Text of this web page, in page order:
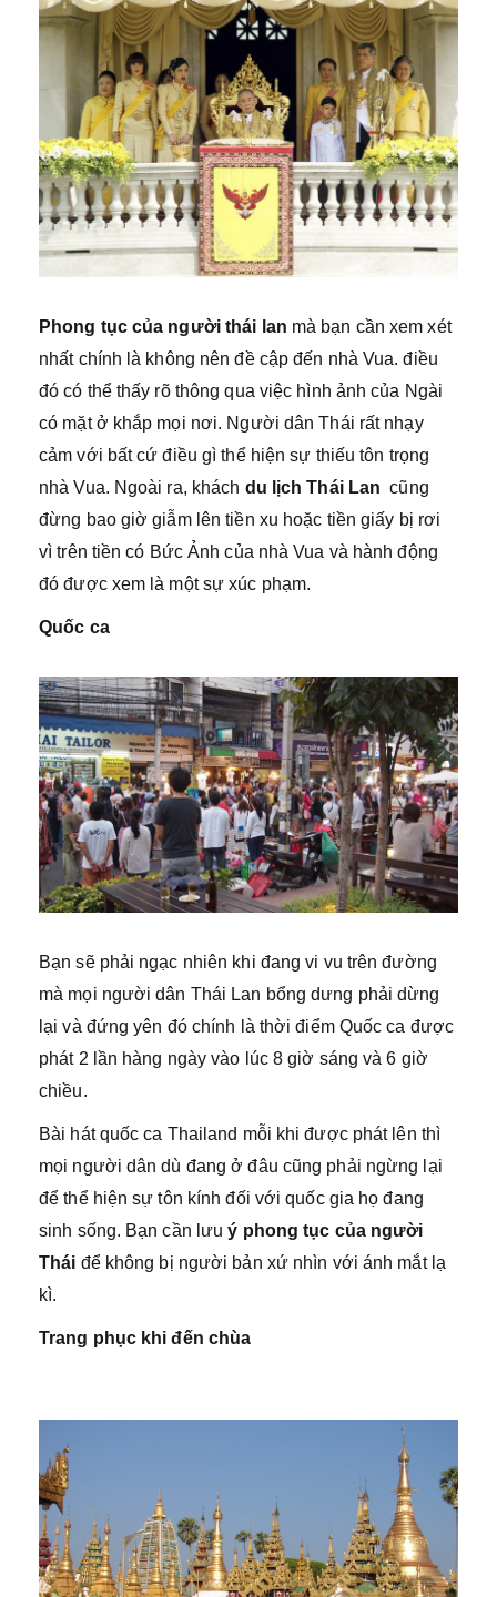
Phong tục của người thái lan mà bạn cần xem xét
nhất chính là không nên đề cập đến nhà Vua. điều
đó có thể thấy rõ thông qua việc hình ảnh của Ngài
có mặt ở khắp mọi nơi. Người dân Thái rất nhạy
cảm với bất cứ điều gì thể hiện sự thiếu tôn trọng
nhà Vua. Ngoài ra, khách du lịch Thái Lan cũng
đừng bao giờ giẫm lên tiền xu hoặc tiền giấy bị rơi
vì trên tiền có Bức Ảnh của nhà Vua và hành động
đó được xem là một sự xúc phạm.
Quốc ca
Bạn sẽ phải ngạc nhiên khi đang vi vu trên đường
mà mọi người dân Thái Lan bổng dưng phải dừng
lại và đứng yên đó chính là thời điểm Quốc ca được
phát 2 lần hàng ngày vào lúc 8 giờ sáng và 6 giờ
chiều.
Bài hát quốc ca Thailand mỗi khi được phát lên thì
mọi người dân dù đang ở đâu cũng phải ngừng lại
để thể hiện sự tôn kính đối với quốc gia họ đang
sinh sống. Bạn cần lưuý phong tục của người
Thái để không bị người bản xứ nhìn với ánh mắt lạ
kì.
Trang phục khi đến chùa